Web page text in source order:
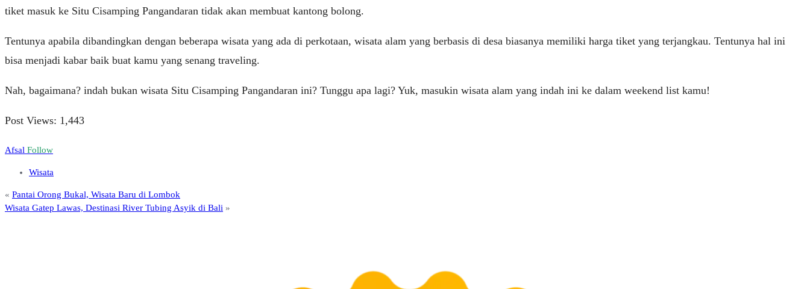
tiket masuk ke Situ Cisamping Pangandaran tidak akan membuat kantong bolong.
Tentunya apabila dibandingkan dengan beberapa wisata yang ada di perkotaan, wisata alam yang berbasis di desa biasanya memiliki harga tiket yang terjangkau. Tentunya hal ini
bisa menjadi kabar baik buat kamu yang senang traveling.
Nah, bagaimana? indah bukan wisata Situ Cisamping Pangandaran ini? Tunggu apa lagi? Yuk, masukin wisata alam yang indah ini ke dalam weekend list kamu!
Post Views: 1,443
Afsal Follow
Wisata
« Pantai Orong Bukal, Wisata Baru di Lombok
Wisata Gatep Lawas, Destinasi River Tubing Asyik di Bali »